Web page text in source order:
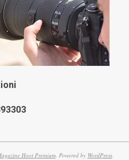
Hoot Premium. Powered by WordPress.